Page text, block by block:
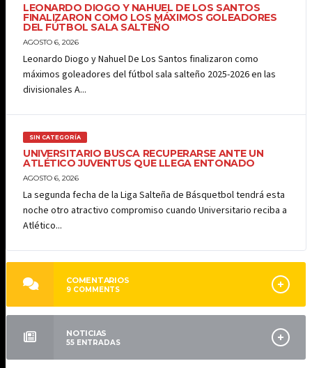
LEONARDO DIOGO Y NAHUEL DE LOS SANTOS
FINALIZARON COMO LOS MÁXIMOS GOLEADORES
DEL FÚTBOL SALA SALTEÑO
AGOSTO 6, 2026
Leonardo Diogo y Nahuel De Los Santos finalizaron como
máximos goleadores del fútbol sala salteño 2025-2026 en las
divisionales A...
SIN CATEGORÍA
UNIVERSITARIO BUSCA RECUPERARSE ANTE UN
ATLÉTICO JUVENTUS QUE LLEGA ENTONADO
AGOSTO 6, 2026
La segunda fecha de la Liga Salteña de Básquetbol tendrá esta
noche otro atractivo compromiso cuando Universitario reciba a
Atlético...
COMENTARIOS
9 COMMENTS
NOTICIAS
55 ENTRADAS